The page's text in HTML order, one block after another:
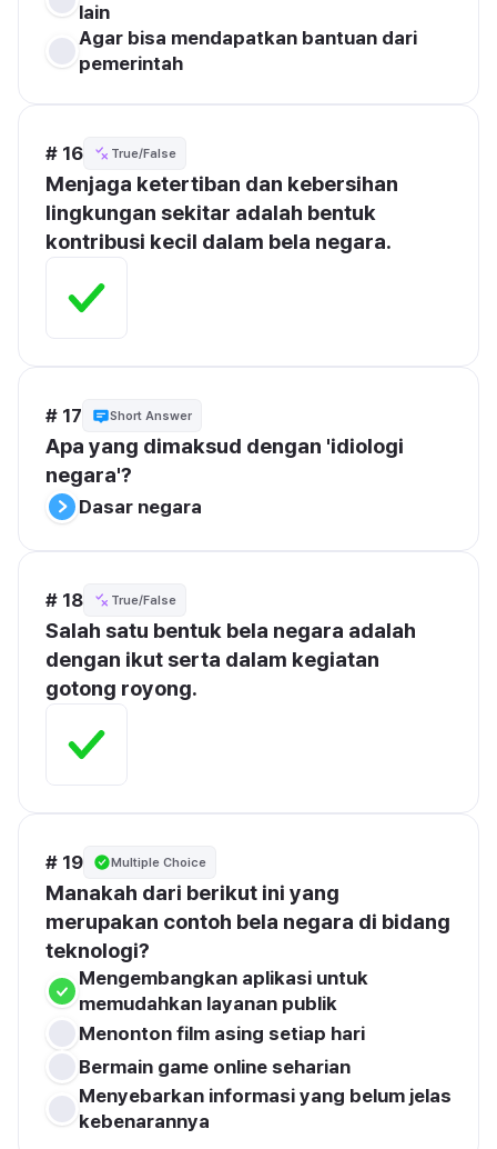
lain
Agar bisa mendapatkan bantuan dari
pemerintah
# 16 True/False
Menjaga ketertiban dan kebersihan
lingkungan sekitar adalah bentuk
kontribusi kecil dalam bela negara.
# 17 Short Answer
Apa yang dimaksud dengan 'idiologi
negara'?
Dasar negara
# 18 True/False
Salah satu bentuk bela negara adalah
dengan ikut serta dalam kegiatan
gotong royong.
# 19 Multiple Choice
Manakah dari berikut ini yang
merupakan contoh bela negara di bidang
teknologi?
Mengembangkan aplikasi untuk
memudahkan layanan publik
Menonton film asing setiap hari
Bermain game online seharian
Menyebarkan informasi yang belum jelas
kebenarannya